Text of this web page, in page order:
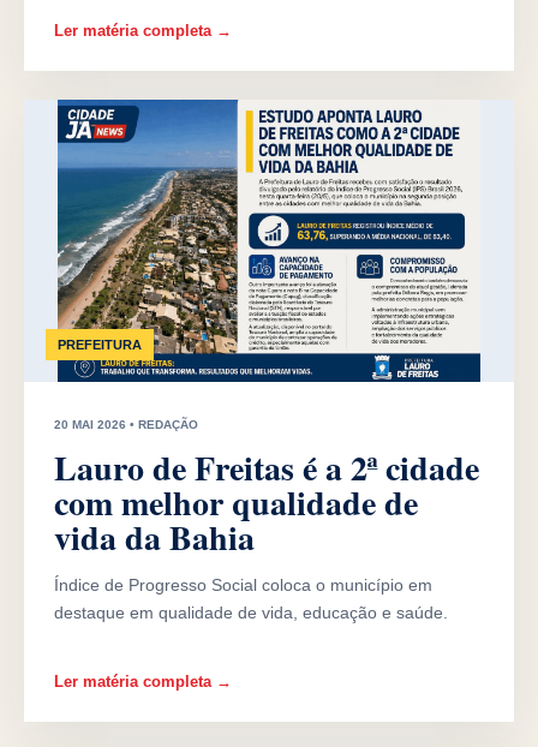
Ler matéria completa →
PREFEITURA
20 MAI 2026 • REDAÇÃO
Lauro de Freitas é a 2ª cidade
com melhor qualidade de
vida da Bahia
Índice de Progresso Social coloca o município em
destaque em qualidade de vida, educação e saúde.
Ler matéria completa →